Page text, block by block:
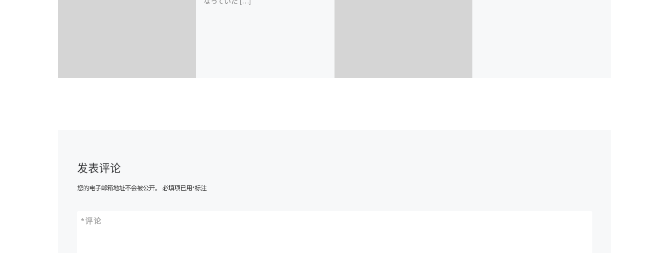
发表评论
您的电子邮箱地址不会被公开。 必填项已用*标注
评论
*